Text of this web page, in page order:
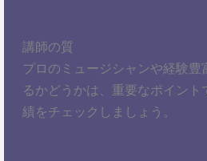
講師の質
プロのミュージシャンや経験豊
るかどうかは、重要なポイン
績をチェックしましょう。